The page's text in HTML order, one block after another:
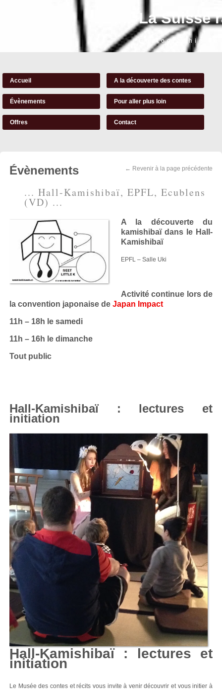
La Suisse
Contographie
Accueil A la découverte des contes
Évènements Pour aller plus loin
Offres Contact
← Revenir à la page précédente
Évènements
... Hall-Kamishibaï, EPFL, Ecublens
(VD) ...
A la découverte du
kamishibaï dans le Hall-
Kamishibaï
EPFL – Salle Uki
Activité continue lors de
la convention japonaise de Japan Impact
11h – 18h le samedi
11h – 16h le dimanche
Tout public
Hall-Kamishibaï : lectures et
initiation
Hall-Kamishibaï : lectures et
initiation
Le Musée des contes et récits vous invite à venir découvrir et vous initier à